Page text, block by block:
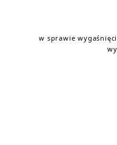
w sprawie